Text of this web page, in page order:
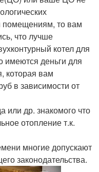
помещениям, то вам
что лучше
котел для
имеются деньги для
которая вам
в зависимости от
или др. знакомого что
отопление т.к.
многие допускают
законодательства.